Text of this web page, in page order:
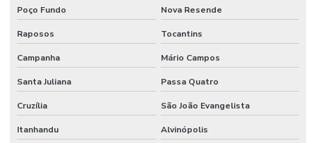
Terminal Macho Métrico Sede 24 Graus Mg
Terminal Macho Unf Jic 37 Graus
Terminal Métrico Macho
Tomada De Força Acionamento Pneumático
Poço Fundo Nova Resende
Raposos Tocantins
Campanha Mário Campos
Santa Juliana Passa Quatro
Cruzília São João Evangelista
Itanhandu Alvinópolis